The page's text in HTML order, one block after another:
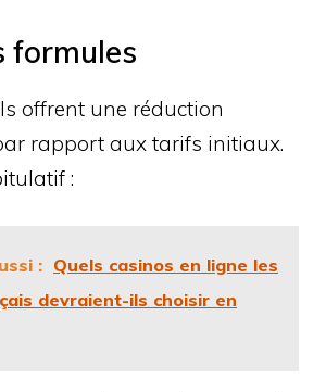
formules
offrent une réduction
rapport aux tarifs initiaux.
:
: Quels casinos en ligne les
devraient-ils choisir en